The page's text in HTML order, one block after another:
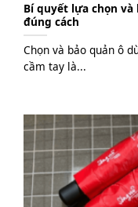
Bí quyết lựa chọn và
đúng cách
Chọn và bảo quản ô
cầm tay là...